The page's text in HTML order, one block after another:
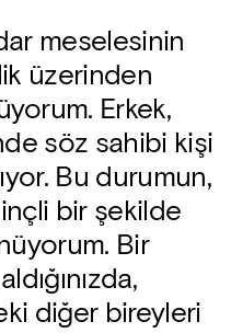
meselesinin
üzerinden
Erkek,
söz sahibi kişi
Bu durumun,
bir şekilde
Bir
diğer bireyleri